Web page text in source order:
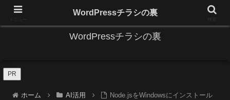
IT系に係る基礎的な情報と便利な使い方を更新します。
WordPressチラシの裏
PR
ホーム AI活用
Node.jsをWindowsにインストール
WordPressチラシの裏